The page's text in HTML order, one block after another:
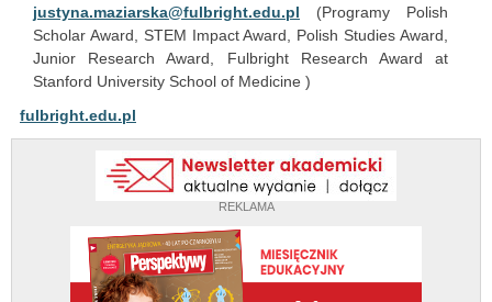
REKLAMA
justyna.maziarska@fulbright.edu.pl (Programy Polish
Scholar Award, STEM Impact Award, Polish Studies Award,
Junior Research Award, Fulbright Research Award at
Stanford University School of Medicine )
fulbright.edu.pl